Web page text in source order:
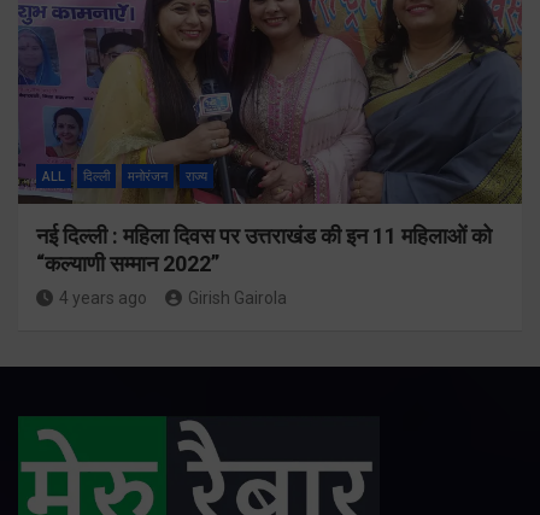
ALL दिल्ली मनोरंजन राज्य
नई दिल्ली : महिला दिवस पर उत्तराखंड की इन 11 महिलाओं को
“कल्याणी सम्मान 2022”
4 years ago Girish Gairola